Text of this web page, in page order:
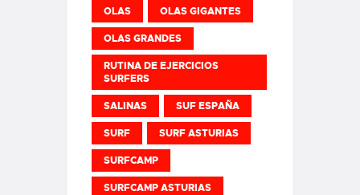
OLAS OLAS GIGANTES
OLAS GRANDES
RUTINA DE EJERCICIOS
SURFERS
SALINAS SUF ESPAÑA
SURF SURF ASTURIAS
SURFCAMP
SURFCAMP ASTURIAS